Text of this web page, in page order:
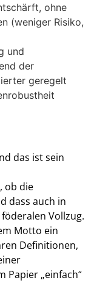
ohne
(weniger Risiko,
und
der
geregelt
das ist sein
ob die
dass auch in
Vollzug.
Motto ein
Definitionen,
Papier „einfach“